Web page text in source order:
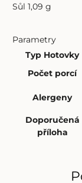
Sůl 1,09 g
Parametry
Typ Hotovky
Počet porcí
Alergeny
Doporučená
příloha